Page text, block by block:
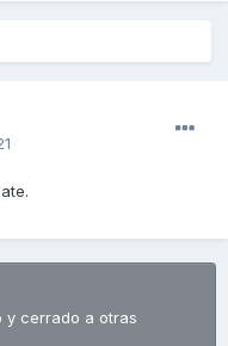
y cerrado a otras